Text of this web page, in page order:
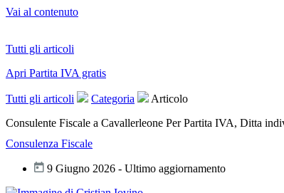
Vai al contenuto
Tutti gli articoli
Apri Partita IVA gratis
Tutti gli articoli Categoria
Articolo
Consulente Fiscale a Cavallerleone Per Partita IVA, Ditta
Consulenza Fiscale
9 Giugno 2026 - Ultimo aggiornamento